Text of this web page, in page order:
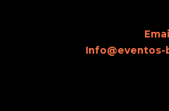
Email